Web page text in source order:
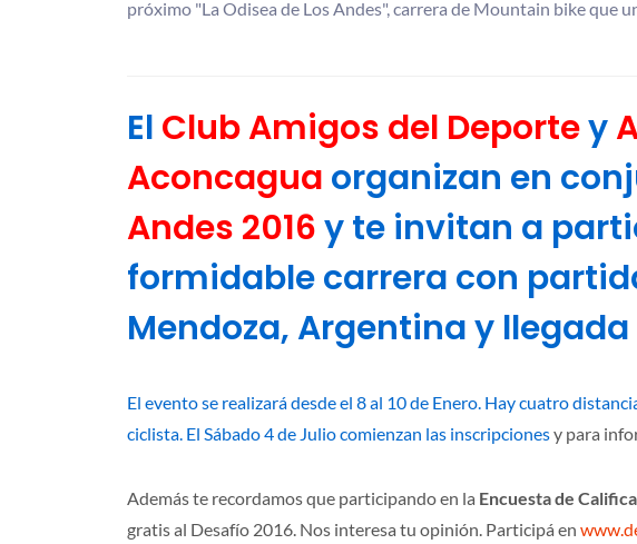
próximo "La Odisea de Los Andes", carrera de Mountain bike que
El Club Amigos del Deportey
Aconcagua organizan en
Andes 2016y te invitan a
formidable carrera con
Mendoza, Argentina y
El evento se realizará desde el 8 al 10 de Enero. Hay cuatro
ciclista. El Sábado 4 de Julio comienzan las inscripcionesy para
Además te recordamos que participando en la Encuesta de
gratis al Desafío 2016. Nos interesa tu opinión. Participá en